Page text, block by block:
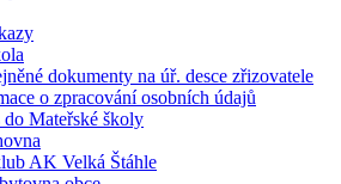
dokumenty na úř. desce zřizovatele
o zpracování osobních údajů
do Mateřské školy
AK Velká Štáhle